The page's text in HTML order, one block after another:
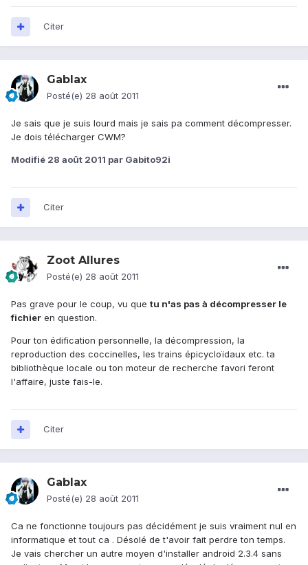
Citer
Gablax
Posté(e) 28 août 2011
Je sais que je suis lourd mais je sais pa comment décompresser.
Je dois télécharger CWM?
Modifié 28 août 2011 par Gabito92i
Citer
Zoot Allures
Posté(e) 28 août 2011
Pas grave pour le coup, vu que tu n'as pas à décompresser le
fichier en question.
Pour ton édification personnelle, la décompression, la
reproduction des coccinelles, les trains épicycloïdaux etc. ta
bibliothèque locale ou ton moteur de recherche favori feront
l'affaire, juste fais-le.
Citer
Gablax
Posté(e) 28 août 2011
Ca ne fonctionne toujours pas décidément je suis vraiment nul en
informatique et tout ca . Désolé de t'avoir fait perdre ton temps.
Je vais chercher un autre moyen d'installer android 2.3.4 sans